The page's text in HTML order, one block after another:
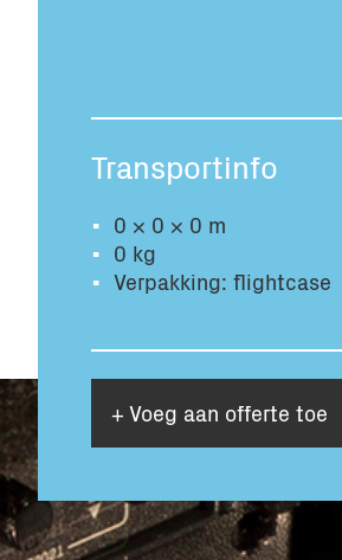
Transportinfo
0 × 0 × 0 m
0 kg
Verpakking: flightcase
+ Voeg aan offerte toe